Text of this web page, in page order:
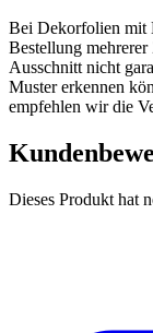
Bei Dekorfolien mit
Bestellung
Ausschnitt nicht
Muster erkennen
empfehlen wir die
Dieses Produkt hat